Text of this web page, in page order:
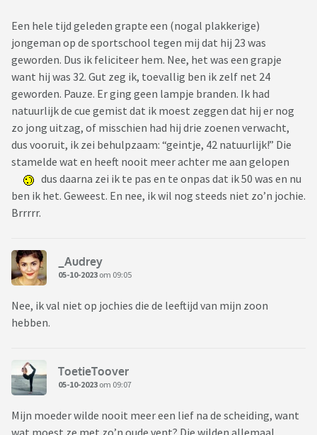
Een hele tijd geleden grapte een (nogal plakkerige)
jongeman op de sportschool tegen mij dat hij 23 was
geworden. Dus ik feliciteer hem. Nee, het was een grapje
want hij was 32. Gut zeg ik, toevallig ben ik zelf net 24
geworden. Pauze. Er ging geen lampje branden. Ik had
natuurlijk de cue gemist dat ik moest zeggen dat hij er nog
zo jong uitzag, of misschien had hij drie zoenen verwacht,
dus vooruit, ik zei behulpzaam: “geintje, 42 natuurlijk!” Die
stamelde wat en heeft nooit meer achter me aan gelopen
dus daarna zei ik te pas en te onpas dat ik 50 was en nu
ben ik het. Geweest. En nee, ik wil nog steeds niet zo’n jochie.
Brrrrr.
_Audrey
05-10-2023 om 09:05
Nee, ik val niet op jochies die de leeftijd van mijn zoon
hebben.
ToetieToover
05-10-2023 om 09:07
Mijn moeder wilde nooit meer een lief na de scheiding, want